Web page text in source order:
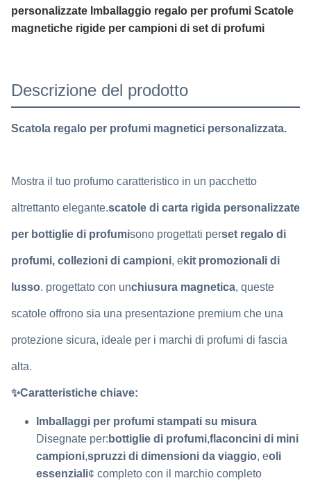
personalizzate Imballaggio regalo per profumi Scatole
magnetiche rigide per campioni di set di profumi
Descrizione del prodotto
Scatola regalo per profumi magnetici personalizzata.
Mostra il tuo profumo caratteristico in un pacchetto
altrettanto elegante.scatole di carta rigida personalizzate
per bottiglie di profumisono progettati perset regalo di
profumi, collezioni di campioni, ekit promozionali di
lusso. progettato con unchiusura magnetica, queste
scatole offrono sia una presentazione premium che una
protezione sicura, ideale per i marchi di profumi di fascia
alta.
✨Caratteristiche chiave:
Imballaggi per profumi stampati su misura
Disegnate per: bottiglie di profumi,flaconcini di mini
campioni,spruzzi di dimensioni da viaggio, eoli
essenziali¢ completo con il marchio completo